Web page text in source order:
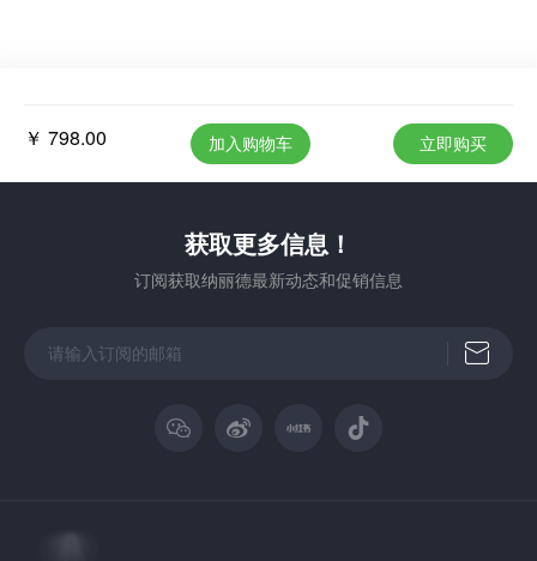
￥ 798.00 加入购物车 立即购买
获取更多信息！
订阅获取纳丽德最新动态和促销信息